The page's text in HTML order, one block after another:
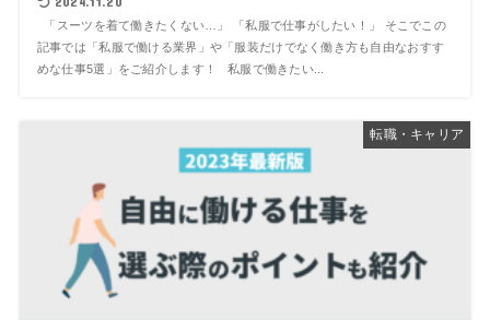
「スーツを着て働きたくない…」 「私服で仕事がしたい！」 そこでこの
記事では「私服で働ける業界」や「服装だけでなく働き方も自由なおすす
めな仕事5選」をご紹介します！ 私服で働きたい...
転職・キャリア